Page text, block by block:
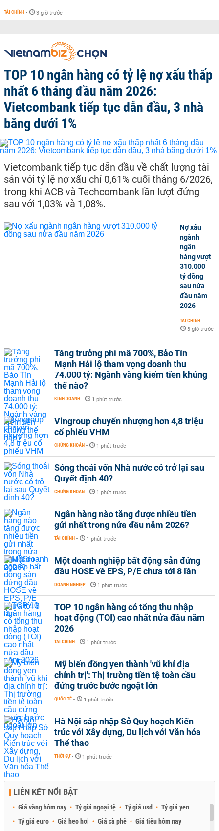
TÀI CHÍNH - 3 giờ trước
TOP 10 ngân hàng có tỷ lệ nợ xấu thấp
nhất 6 tháng đầu năm 2026:
Vietcombank tiếp tục dẫn đầu, 3 nhà
băng dưới 1%
Vietcombank tiếp tục dẫn đầu về chất lượng tài
sản với tỷ lệ nợ xấu chỉ 0,61% cuối tháng 6/2026,
trong khi ACB và Techcombank lần lượt đứng
sau với 1,03% và 1,08%.
Nợ xấu
ngành
ngân
hàng vượt
310.000
tỷ đồng
sau nửa
đầu năm
2026
TÀI CHÍNH -
3 giờ trước
Tăng trưởng phi mã 700%, Bảo Tín
Mạnh Hải lộ tham vọng doanh thu
74.000 tỷ: Ngành vàng kiếm tiền khủng
thế nào?
KINH DOANH - 1 phút trước
Vingroup chuyển nhượng hơn 4,8 triệu
cổ phiếu VHM
CHỨNG KHOÁN - 1 phút trước
Sóng thoái vốn Nhà nước có trở lại sau
Quyết định 40?
CHỨNG KHOÁN - 1 phút trước
Ngân hàng nào tăng được nhiều tiền
gửi nhất trong nửa đầu năm 2026?
TÀI CHÍNH - 1 phút trước
Một doanh nghiệp bất động sản đứng
đầu HOSE về EPS, P/E chưa tới 8 lần
DOANH NGHIỆP - 1 phút trước
TOP 10 ngân hàng có tổng thu nhập
hoạt động (TOI) cao nhất nửa đầu năm
2026
TÀI CHÍNH - 1 phút trước
Mỹ biến đồng yen thành 'vũ khí địa
chính trị': Thị trường tiền tệ toàn cầu
đứng trước bước ngoặt lớn
QUỐC TẾ - 1 phút trước
Hà Nội sáp nhập Sở Quy hoạch Kiến
trúc với Xây dựng, Du lịch với Văn hóa
Thể thao
THỜI SỰ - 1 phút trước
LIÊN KẾT NỔI BẬT
Giá vàng hôm nay Tỷ giá ngoại tệ Tỷ giá usd
Tỷ giá yen
Tỷ giá euro
Giá heo hơi Giá cà phê Giá tiêu hôm nay